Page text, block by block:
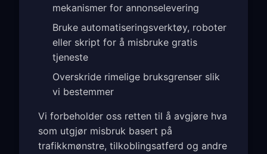
mekanismer for annonselevering
Bruke automatiseringsverktøy, roboter
eller skript for å misbruke gratis
tjeneste
Overskride rimelige bruksgrenser slik
vi bestemmer
Vi forbeholder oss retten til å avgjøre hva
som utgjør misbruk basert på
trafikkmønstre, tilkoblingsatferd og andre